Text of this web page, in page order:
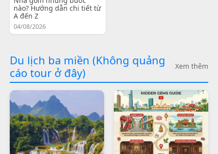
nào? Hướng dẫn chi tiết từ
A đến Z
04/08/2026
Du lịch ba miền (Không quảng
cáo tour ở đây)
Xem thêm